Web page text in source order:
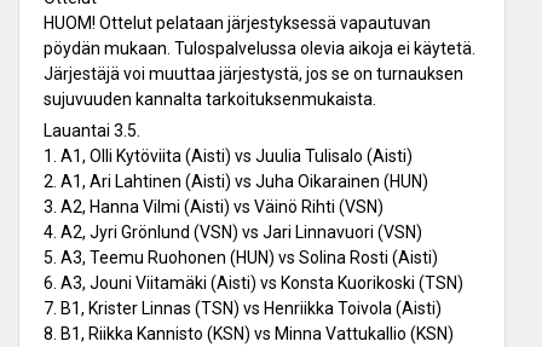
HUOM! Ottelut pelataan järjestyksessä vapautuvan
pöydän mukaan. Tulospalvelussa olevia aikoja ei käytetä.
Järjestäjä voi muuttaa järjestystä, jos se on turnauksen
sujuvuuden kannalta tarkoituksenmukaista.
Lauantai 3.5.
1. A1, Olli Kytöviita (Aisti) vs Juulia Tulisalo (Aisti)
2. A1, Ari Lahtinen (Aisti) vs Juha Oikarainen (HUN)
3. A2, Hanna Vilmi (Aisti) vs Väinö Rihti (VSN)
4. A2, Jyri Grönlund (VSN) vs Jari Linnavuori (VSN)
5. A3, Teemu Ruohonen (HUN) vs Solina Rosti (Aisti)
6. A3, Jouni Viitamäki (Aisti) vs Konsta Kuorikoski (TSN)
7. B1, Krister Linnas (TSN) vs Henriikka Toivola (Aisti)
8. B1, Riikka Kannisto (KSN) vs Minna Vattukallio (KSN)